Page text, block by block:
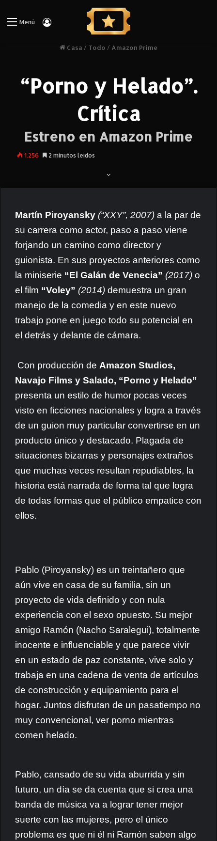
Menú Iniciar Sesión
Casa / Todo / Amazon Prime
“Porno y Helado”.
Crítica
Estreno en Amazon Prime
1.256 2 minutos leídos
Martín Piroyansky (“XXY”, 2007) a la par de
su carrera como actor, paso a paso viene
forjando un camino como director y
guionista. En sus proyectos anteriores como
la miniserie “El Galán de Venecia” (2017) o
el film “Voley” (2014) demuestra un gran
manejo de la comedia y en este nuevo
trabajo pone en juego todo su potencial en
el detrás y delante de cámara.
Con producción de Amazon Studios,
Navajo Films y Salado, “Porno y Helado”
presenta un estilo de humor pocas veces
visto en ficciones nacionales y logra a través
de un guion muy particular convertirse en un
producto único y destacado. Plagada de
situaciones bizarras y personajes extraños
que muchas veces resultan repudiables, la
historia está narrada de forma tal que logra
de todas formas que el público empatice con
ellos.
Pablo (Piroyansky) es un treintañero que
aún vive en casa de su familia, sin un
proyecto de vida definido y con nula
experiencia con el sexo opuesto. Su mejor
amigo Ramón (Nacho Saralegui), totalmente
inocente e influenciable y que parece vivir
en un estado de paz constante, vive solo y
trabaja en una cadena de venta de artículos
de construcción y equipamiento para el
hogar. Juntos disfrutan de un pasatiempo no
muy convencional, ver porno mientras
comen helado.
Pablo, cansado de su vida aburrida y sin
futuro, un día se da cuenta que si crea una
banda de música va a lograr tener mejor
suerte con las mujeres, pero el único
problema es que ni él ni Ramón saben algo